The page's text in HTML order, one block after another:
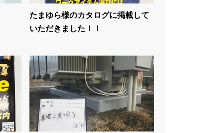
たまゆら様のカタログに掲載して
いただきました！！